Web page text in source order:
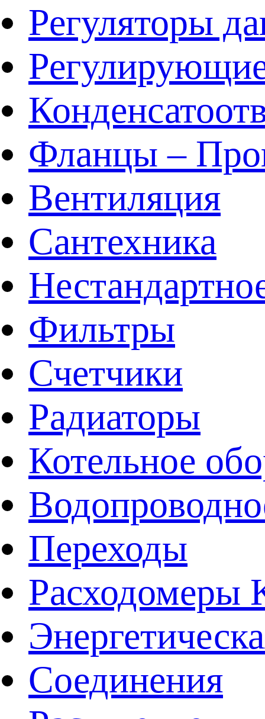
Регуляторы
Фланцы –
Вентиляция
Сантехника
Фильтры
Счетчики
Радиаторы
Котельное
Переходы
Расходомеры
Соединения